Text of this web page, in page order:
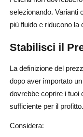
selezionando. Varianti
più fluido e riducono la
Stabilisci il
La definizione del
dopo aver importato
dovrebbe coprire i tuoi
sufficiente per il profitto.
Considera: